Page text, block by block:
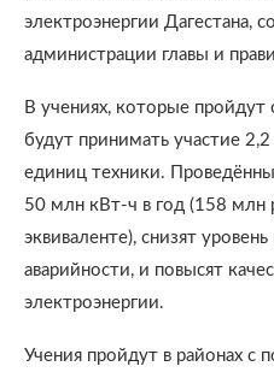
электроэнергии Дагестана,
администрации главы и
В учениях, которые пройдут
будут принимать участие
единиц техники.
50 млн кВт-ч в год (158 млн
эквиваленте), снизят
аварийности, и повысят
электроэнергии.
Учения пройдут в районах с